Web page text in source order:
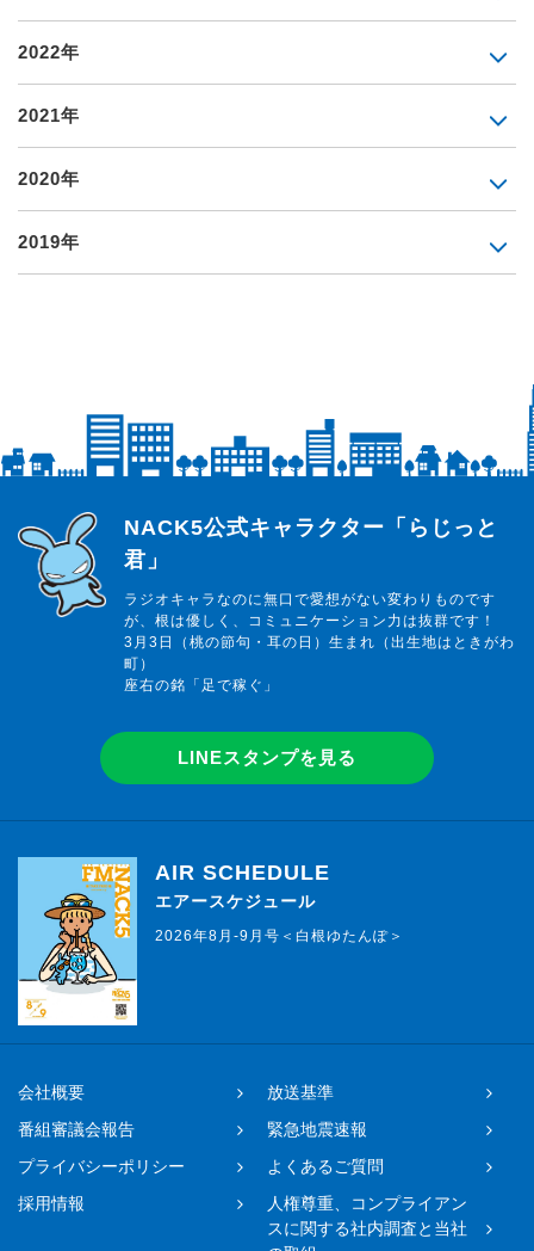
2022年
2021年
2020年
2019年
らじっと君
NACK5公式キャラクター「らじっと
君」
ラジオキャラなのに無口で愛想がない変わりものです
が、根は優しく、コミュニケーション力は抜群です！
3月3日（桃の節句・耳の日）生まれ（出生地はときがわ
町）
座右の銘「足で稼ぐ」
LINEスタンプを見る
AIR SCHEDULE
エアースケジュール
2026年8月-9月号＜白根ゆたんぽ＞
会社概要
放送基準
番組審議会報告
緊急地震速報
プライバシーポリシー
よくあるご質問
採用情報
人権尊重、コンプライアン
スに関する社内調査と当社